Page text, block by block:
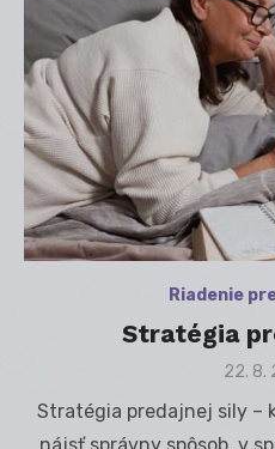
Riadenie
Stratégia
22. 8.
Stratégia predajnej sily –